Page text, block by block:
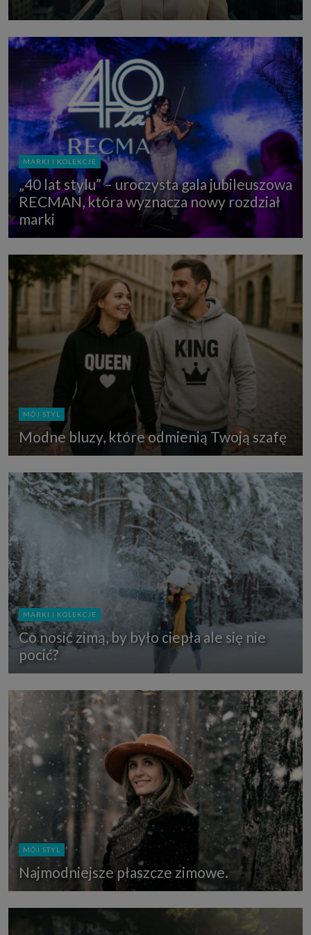
MARKI I KOLEKCJE
„40 lat stylu” – uroczysta gala jubileuszowa
RECMAN, która wyznacza nowy rozdział
marki
MÓJ STYL
Modne bluzy, które odmienią Twoją szafę
MARKI I KOLEKCJE
Co nosić zimą, by było ciepła ale się nie
pocić?
MÓJ STYL
Najmodniejsze płaszcze zimowe.